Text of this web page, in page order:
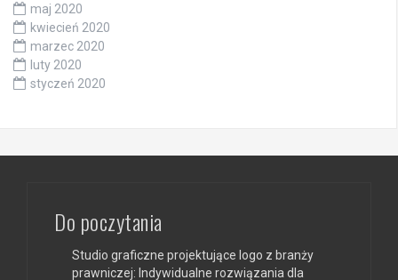
maj 2020
kwiecień 2020
marzec 2020
luty 2020
styczeń 2020
Do poczytania
Studio graficzne projektujące logo z branży
prawniczej: Indywidualne rozwiązania dla